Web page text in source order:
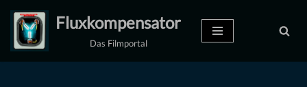
Zum
Inhalt
Fluxkompensator
Das Filmportal